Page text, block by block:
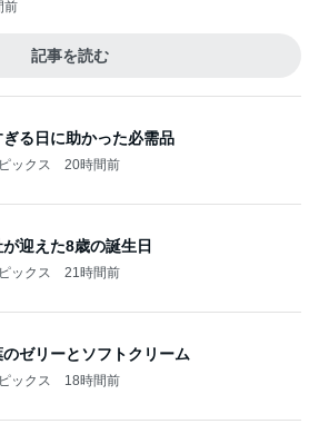
前
記事を読む
ぎる日に助かった必需品
ックス 20時間前
迎えた8歳の誕生日
ックス 21時間前
のゼリーとソフトクリーム
ックス 18時間前